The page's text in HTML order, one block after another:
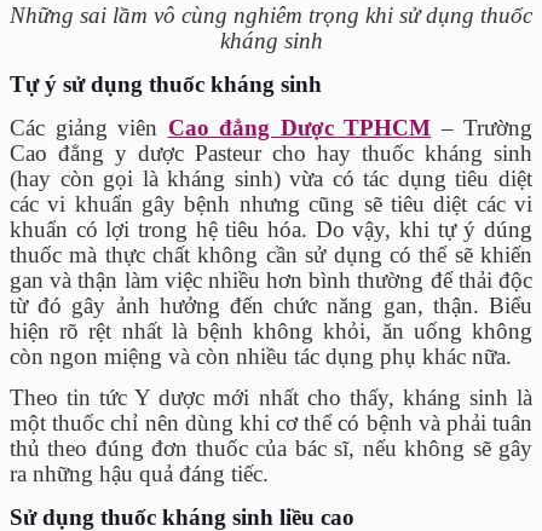
Những sai lầm vô cùng nghiêm trọng khi sử dụng thuốc
kháng sinh
Tự ý sử dụng thuốc kháng sinh
Các giảng viên Cao đẳng Dược TPHCM – Trường
Cao đẳng y dược Pasteur cho hay thuốc kháng sinh
(hay còn gọi là kháng sinh) vừa có tác dụng tiêu diệt
các vi khuẩn gây bệnh nhưng cũng sẽ tiêu diệt các vi
khuẩn có lợi trong hệ tiêu hóa. Do vậy, khi tự ý dúng
thuốc mà thực chất không cần sử dụng có thể sẽ khiến
gan và thận làm việc nhiều hơn bình thường để thải độc
từ đó gây ảnh hưởng đến chức năng gan, thận. Biểu
hiện rõ rệt nhất là bệnh không khỏi, ăn uống không
còn ngon miệng và còn nhiều tác dụng phụ khác nữa.
Theo tin tức Y dược mới nhất cho thấy, kháng sinh là
một thuốc chỉ nên dùng khi cơ thể có bệnh và phải tuân
thủ theo đúng đơn thuốc của bác sĩ, nếu không sẽ gây
ra những hậu quả đáng tiếc.
Sử dụng thuốc kháng sinh liều cao